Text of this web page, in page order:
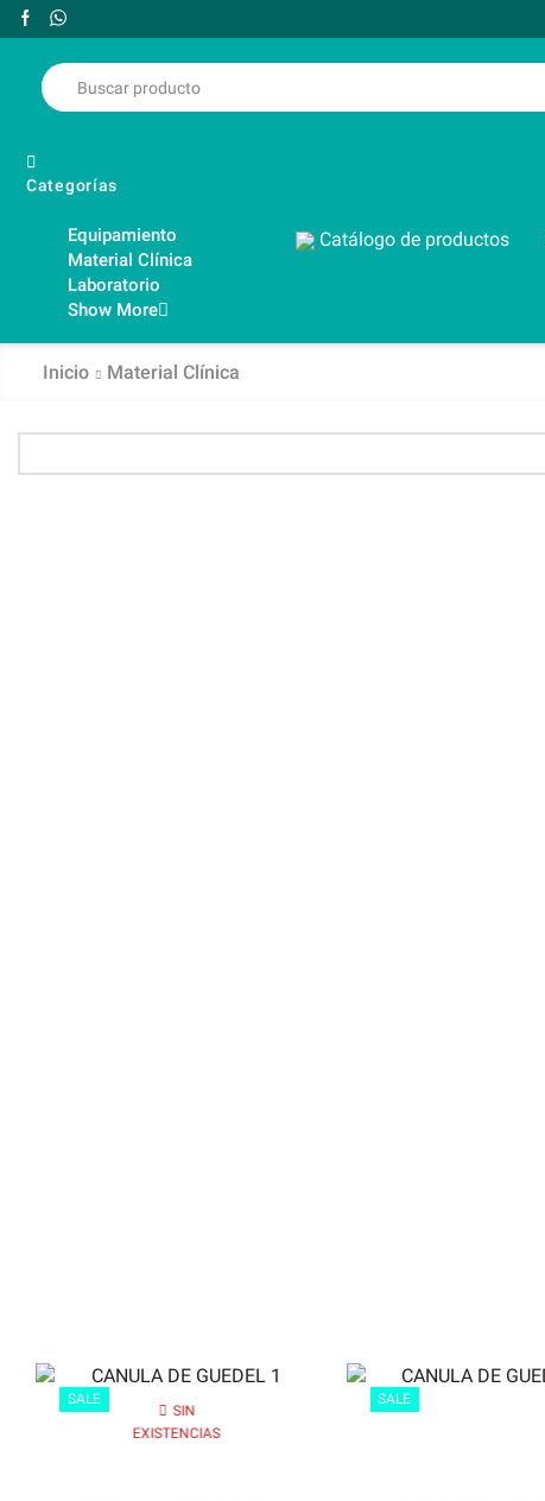
Categorías
Equipamiento
Material Clínica
Laboratorio
Show More
Catálogo de productos
Inicio Material Clínica
SALE
SIN
EXISTENCIAS
SALE